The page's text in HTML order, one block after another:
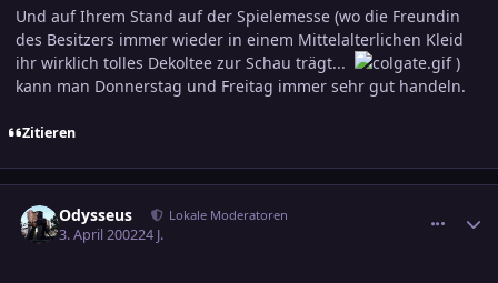
Und auf Ihrem Stand auf der Spielemesse (wo die Freundin
des Besitzers immer wieder in einem Mittelalterlichen Kleid
ihr wirklich tolles Dekoltee zur Schau trägt...
)
kann man Donnerstag und Freitag immer sehr gut handeln.
Zitieren
Odysseus Lokale Moderatoren
3. April 200224 J.